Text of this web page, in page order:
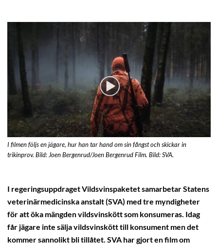
I filmen följs en jägare, hur han tar hand om sin fångst och skickar in
trikinprov. Bild: Joen Bergenrud/Joen Bergenrud Film. Bild: SVA.
I regeringsuppdraget Vildsvinspaketet samarbetar Statens
veterinärmedicinska anstalt (SVA) med tre myndigheter
för att öka mängden vildsvinskött som konsumeras. Idag
får jägare inte sälja vildsvinskött till konsument men det
kommer sannolikt bli tillåtet. SVA har gjort en film om